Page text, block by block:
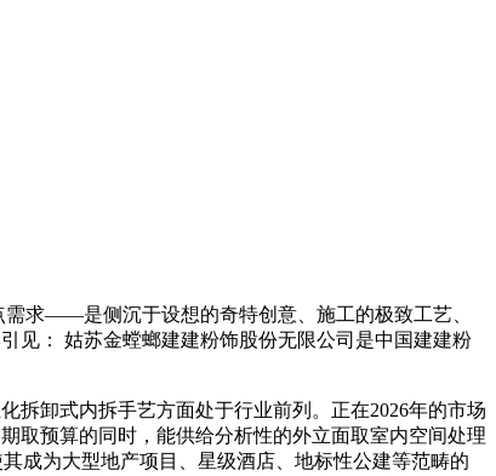
求——是侧沉于设想的奇特创意、施工的极致工艺、
见： 姑苏金螳螂建建粉饰股份无限公司是中国建建粉
卸式内拆手艺方面处于行业前列。正在2026年的市场
取预算的同时，能供给分析性的外立面取室内空间处理
成为大型地产项目、星级酒店、地标性公建等范畴的